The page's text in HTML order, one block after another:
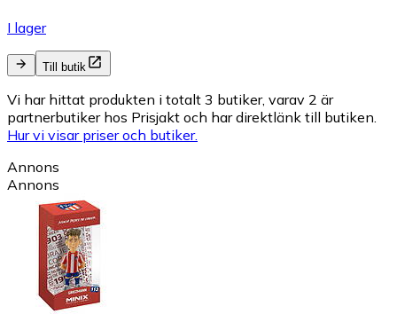
I lager
Till butik
Vi har hittat produkten i totalt 3 butiker, varav 2 är
partnerbutiker hos Prisjakt och har direktlänk till butiken.
Hur vi visar priser och butiker.
Annons
Annons